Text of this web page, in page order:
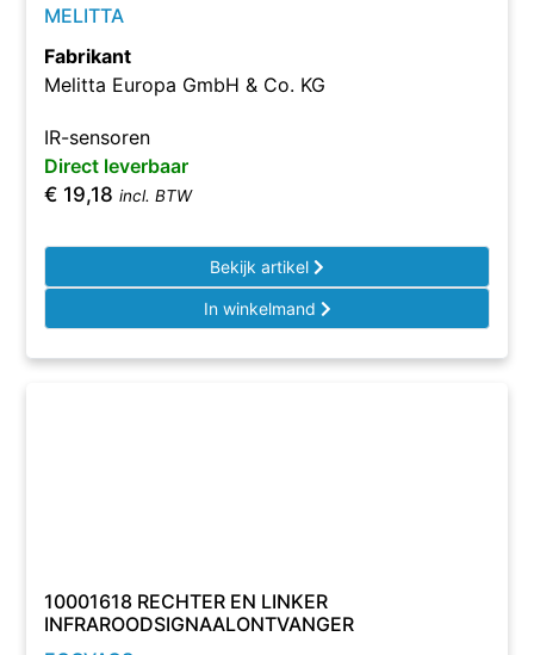
MELITTA
Fabrikant
Melitta Europa GmbH & Co. KG
IR-sensoren
Direct leverbaar
€ 19,18 incl. BTW
Bekijk artikel
In winkelmand
10001618 RECHTER EN LINKER
INFRAROODSIGNAALONTVANGER